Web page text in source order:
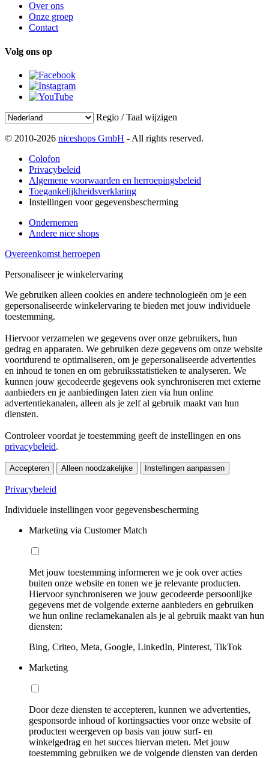
Over ons
Onze groep
Contact
Volg ons op
Regio / Taal wijzigen
© 2010-2026 niceshops GmbH - All rights reserved.
Colofon
Privacybeleid
Algemene voorwaarden en herroepingsbeleid
Toegankelijkheidsverklaring
Instellingen voor gegevensbescherming
Ondernemen
Andere nice shops
Overeenkomst herroepen
Personaliseer je winkelervaring
We gebruiken alleen cookies en andere technologieën om je een
gepersonaliseerde winkelervaring te bieden met jouw individuele
toestemming.
Hiervoor verzamelen we gegevens over onze gebruikers, hun
gedrag en apparaten. We gebruiken deze gegevens om onze website
voortdurend te optimaliseren, om je gepersonaliseerde advertenties
en inhoud te tonen en om gebruiksstatistieken te analyseren. We
kunnen jouw gecodeerde gegevens ook synchroniseren met externe
aanbieders en je aanbiedingen laten zien via hun online
advertentiekanalen, alleen als je zelf al gebruik maakt van hun
diensten.
Controleer voordat je toestemming geeft de instellingen en ons
privacybeleid.
Accepteren Alleen noodzakelijke Instellingen aanpassen
Privacybeleid
Individuele instellingen voor gegevensbescherming
Marketing via Customer Match
Met jouw toestemming informeren we je ook over acties
buiten onze website en tonen we je relevante producten.
Hiervoor synchroniseren we jouw gecodeerde persoonlijke
gegevens met de volgende externe aanbieders en gebruiken
we hun online reclamekanalen als je al gebruik maakt van hun
diensten:
Bing, Criteo, Meta, Google, LinkedIn, Pinterest, TikTok
Marketing
Door deze diensten te accepteren, kunnen we advertenties,
gesponsorde inhoud of kortingsacties voor onze website of
producten weergeven op basis van jouw surf- en
winkelgedrag en het succes hiervan meten. Met jouw
toestemming gebruiken we de volgende diensten van derden